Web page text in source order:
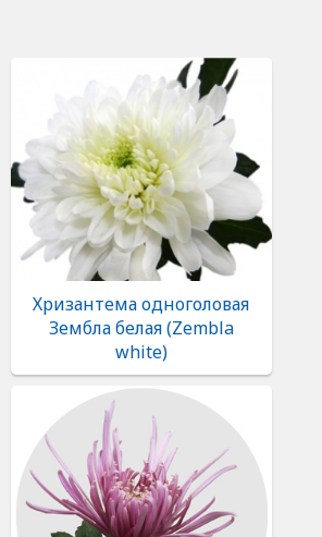
Хризантема одноголовая
Зембла белая (Zembla
white)